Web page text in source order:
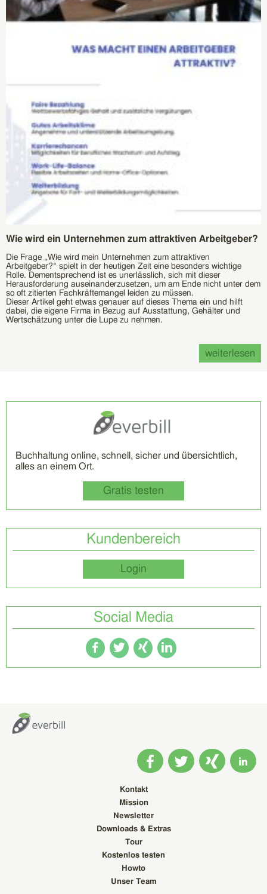
Wie wird ein Unternehmen zum attraktiven Arbeitgeber?
Die Frage „Wie wird mein Unternehmen zum attraktiven
Arbeitgeber?“ spielt in der heutigen Zeit eine besonders wichtige
Rolle. Dementsprechend ist es unerlässlich, sich mit dieser
Herausforderung auseinanderzusetzen, um am Ende nicht unter dem
so oft zitierten Fachkräftemangel leiden zu müssen.
Dieser Artikel geht etwas genauer auf dieses Thema ein und hilft
dabei, die eigene Firma in Bezug auf Ausstattung, Gehälter und
Wertschätzung unter die Lupe zu nehmen.
weiterlesen
Buchhaltung online, schnell, sicher und übersichtlich,
alles an einem Ort.
Gratis testen
Kundenbereich
Login
Social Media
Kontakt
Mission
Newsletter
Downloads & Extras
Tour
Kostenlos testen
Howto
Unser Team